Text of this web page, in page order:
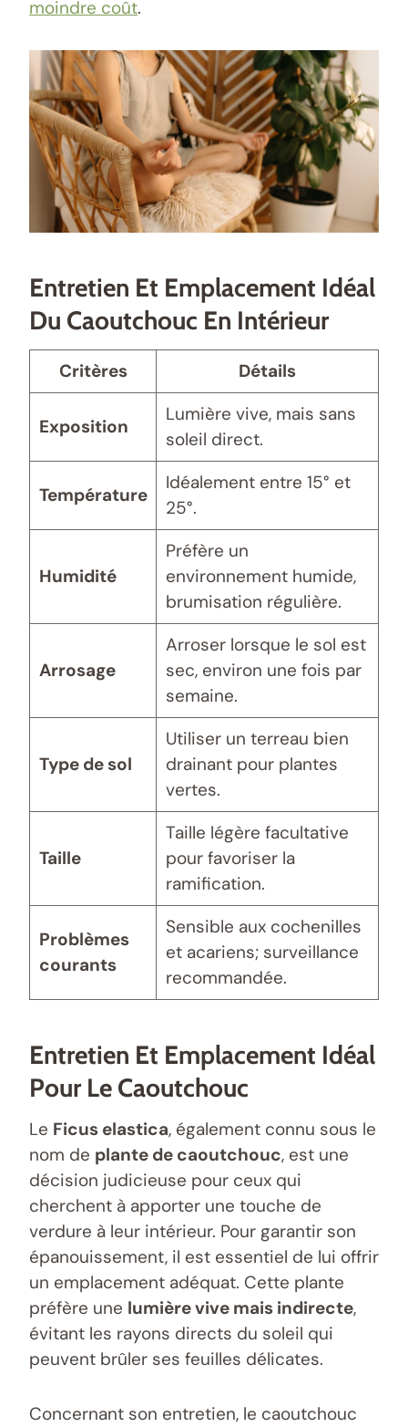
moindre coût.
Entretien Et Emplacement Idéal
Du Caoutchouc En Intérieur
Critères Détails
Exposition
Lumière vive, mais sans
soleil direct.
Température
Idéalement entre 15° et
25°.
Humidité
Préfère un
environnement humide,
brumisation régulière.
Arrosage
Arroser lorsque le sol est
sec, environ une fois par
semaine.
Type de sol
Utiliser un terreau bien
drainant pour plantes
vertes.
Taille
Taille légère facultative
pour favoriser la
ramification.
Problèmes
courants
Sensible aux cochenilles
et acariens; surveillance
recommandée.
Entretien Et Emplacement Idéal
Pour Le Caoutchouc
Le Ficus elastica, également connu sous le
nom de plante de caoutchouc, est une
décision judicieuse pour ceux qui
cherchent à apporter une touche de
verdure à leur intérieur. Pour garantir son
épanouissement, il est essentiel de lui offrir
un emplacement adéquat. Cette plante
préfère une lumière vive mais indirecte,
évitant les rayons directs du soleil qui
peuvent brûler ses feuilles délicates.
Concernant son entretien, le caoutchouc